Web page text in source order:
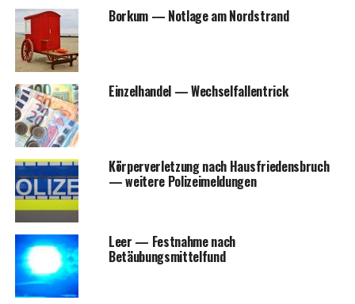
Bor­kum — Not­la­ge am Nordstrand
Ein­zel­han­del — Wechselfallentrick
Kör­per­ver­let­zung nach Haus­frie­dens­bruch
— wei­te­re Polizeimeldungen
Leer — Fest­nah­me nach
Betäubungsmittelfund